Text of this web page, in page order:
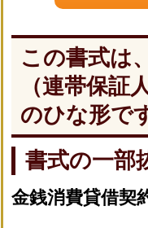
この書式は
（連帯保証
のひな形で
書式の一部
金銭消費貸借契